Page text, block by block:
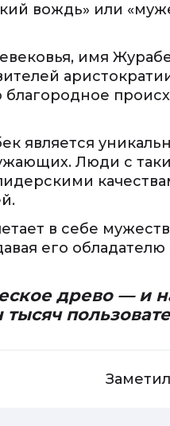
вождь» или
имя
является
Люди с
в себе
его
древо — и